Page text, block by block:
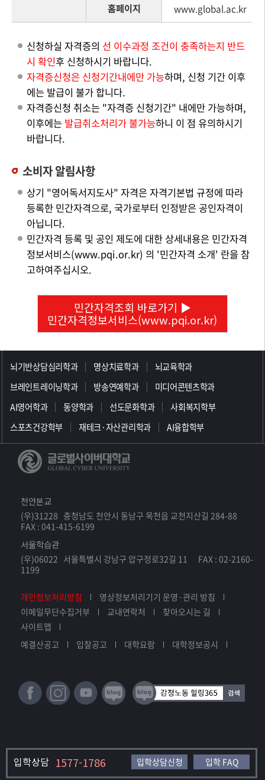
홈페이지
www.global.ac.kr
신청하실 자격증의 선 이수과정 조건이 충족하는지 반드
시 확인후 신청하시기 바랍니다.
자격증신청은 신청기간내에만 가능하며, 신청 기간 이후
에는 발급이 불가 합니다.
자격증신청 취소는 "자격증 신청기간" 내에만 가능하며,
이후에는 발급취소처리가 불가능하니 이 점 유의하시기
바랍니다.
소비자 알림사항
상기 "영어독서지도사" 자격은 자격기본법 규정에 따라
등록한 민간자격으로, 국가로부터 인정받은 공인자격이
아닙니다.
민간자격 등록 및 공인 제도에 대한 상세내용은 민간자격
정보서비스(www.pqi.or.kr) 의 '민간자격 소개' 란을 참
고하여주십시오.
민간자격조회 바로가기 ▶
민간자격정보서비스(www.pqi.or.kr)
뇌기반상담심리학과 명상치료학과
뇌교육학과
브레인트레이닝학과
방송연예학과
미디어콘텐츠학과
AI영어학과
동양학과 선도문화학과
사회복지학부
스포츠건강학부
재테크·자산관리학과 AI융합학부
천안본교
(우)31228 충청남도 천안시 동남구 목천읍 교천지산길 284-88
FAX : 041-415-6199
서울학습관
(우)06022 서울특별시 강남구 압구정로32길 11 FAX : 02-2160-
1199
개인정보처리방침
영상정보처리기기 운영·관리 방침
이메일무단수집거부
교내연락처
찾아오시는 길
사이트맵
예결산공고
입찰공고 대학요람 대학정보공시
입학상담 1577-1786 입학상담신청 입학 FAQ